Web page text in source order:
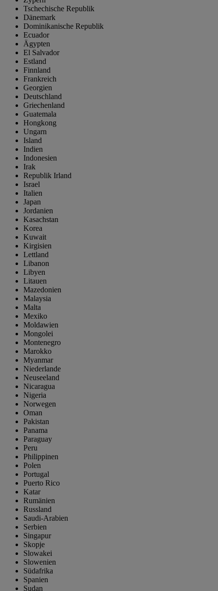
Tschechische Republik
Dänemark
Dominikanische Republik
Ecuador
Ägypten
El Salvador
Estland
Finnland
Frankreich
Georgien
Deutschland
Griechenland
Guatemala
Hongkong
Ungarn
Island
Indien
Indonesien
Irak
Republik Irland
Israel
Italien
Japan
Jordanien
Kasachstan
Korea
Kuwait
Kirgisien
Lettland
Libanon
Libyen
Litauen
Mazedonien
Malaysia
Malta
Mexiko
Moldawien
Mongolei
Montenegro
Marokko
Myanmar
Niederlande
Neuseeland
Nicaragua
Nigeria
Norwegen
Oman
Pakistan
Panama
Paraguay
Peru
Philippinen
Polen
Portugal
Puerto Rico
Katar
Rumänien
Russland
Saudi-Arabien
Serbien
Singapur
Skopje
Slowakei
Slowenien
Südafrika
Spanien
Sudan